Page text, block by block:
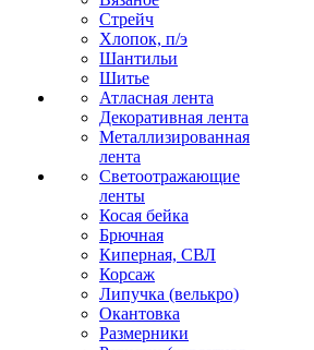
Стрейч
Хлопок, п/э
Шантильи
Шитье
Атласная лента
Декоративная лента
Металлизированная
лента
Светоотражающие
ленты
Косая бейка
Брючная
Киперная, СВЛ
Корсаж
Липучка (велькро)
Окантовка
Размерники